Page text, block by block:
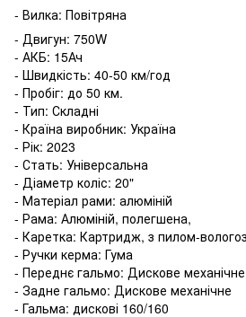
- Вилка: Повітряна
- Двигун: 750W
- АКБ: 15Ач
- Швидкість: 40-50 км/год
- Пробіг: до 50 км.
- Тип: Складні
- Країна виробник: Україна
- Рік: 2023
- Стать: Універсальна
- Діаметр коліс: 20"
- Матеріал рами: алюміній
- Рама: Алюміній, полегшена,
- Каретка: Картридж, з пилом-
- Ручки керма: Гума
- Переднє гальмо: Дискове механічне
- Задне гальмо: Дискове механічне
- Гальма: дискові 160/160